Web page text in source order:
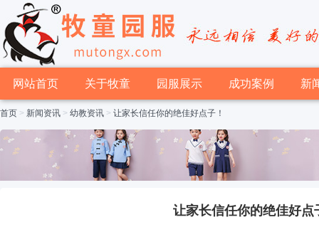
网站首页 关于牧童 园服展示 成功案例 新
首页 > 新闻资讯 > 幼教资讯 > 让家长信任你的绝佳好点子！
让家长信任你的绝佳好点